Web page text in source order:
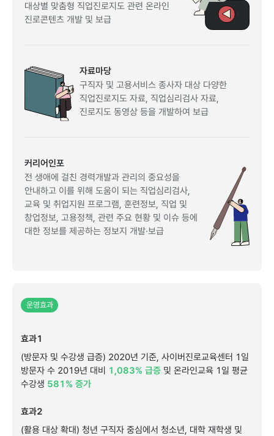
대상별맞춤형직업진로지도관련온라인
진로콘텐츠개발및보급
자료마당
구직자및고용서비스종사자대상다양한
직업진로지도자료,직업심리검사자료,
진로지도동영상등을개발하여보급
커리어인포
전생애에걸친경력개발과관리의중요성을
안내하고이를위해도움이되는직업심리검사,
교육및취업지원프로그램,훈련정보,직업및
창업정보,고용정책,관련주요현황및이슈등에
대한정보를제공하는정보지개발·보급
운영효과
효과1
(방문자및수강생급증)2020년기준,사이버진로교육센터1일
방문자수2019년대비 1,083%급증 및온라인교육1일평균
수강생 581%증가
효과2
(활용대상확대)청년구직자중심에서청소년,대학재학생및